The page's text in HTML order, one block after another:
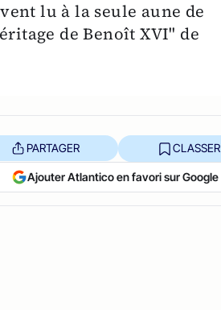
lu à la seule aune de
de Benoît XVI" de
PARTAGER CLASSER
Ajouter Atlantico en favori sur Google